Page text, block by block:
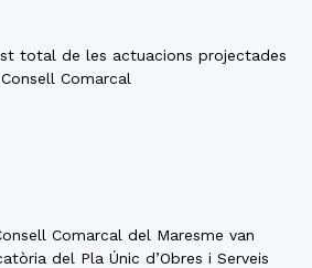
Maresme
total de les actuacions projectades
Comarcal
Comarcal del Maresme van
del Pla Únic d’Obres i Serveis